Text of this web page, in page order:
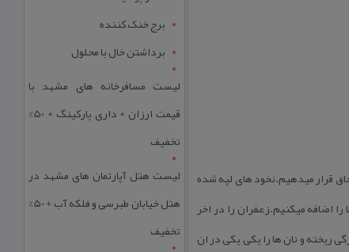
قرار میدهیم.نخود های لپه شده
اضافه میكنیم.زعفران را در اخر
ریخته و نان ها را یكی یكی در ان
برج خنک کننده
برداشتن خال با محلول
لیست مسافرخانه های مشهد با
قیمت ارزان + داری پارکینگ + 50%
تخفیف
لیست هتل آپارتمان های مشهد در
هتل خیابان طبرسی و فلکه آب + 50%
تخفیف